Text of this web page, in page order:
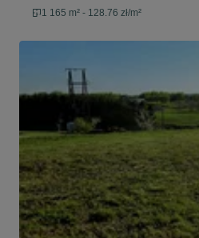
1 165 m² - 128.76 zł/m²